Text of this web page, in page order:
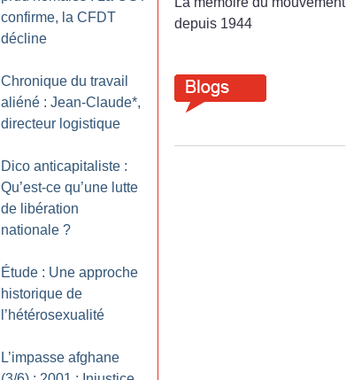
confirme, la CFDT
décline
Chronique du travail
aliéné : Jean-Claude*,
directeur logistique
Dico anticapitaliste :
Qu’est-ce qu’une lutte
de libération
nationale ?
Étude : Une approche
historique de
l’hétérosexualité
L’impasse afghane
depuis 1944